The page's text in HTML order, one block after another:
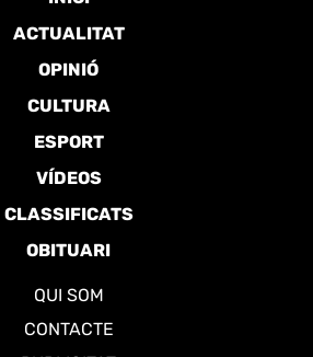
ACTUALITAT
OPINIÓ
CULTURA
ESPORT
VÍDEOS
CLASSIFICATS
OBITUARI
QUI SOM
CONTACTE